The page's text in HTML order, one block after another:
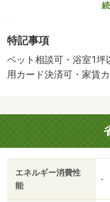
車場貸主インボイス登
費３３００円／バスト
ローリング／シャワー
乾燥機／室内洗濯置／
／ペット相談／ＩＨク
クインクロゼット／保
用料不要／浄水器／床
ム／複層ガラス／人感
ュリティ会社加入済／
／ＢＳ／ＩＴ重説 対
特記事項
ペット相談可・浴室1坪
用カード決済可・家賃
エネルギー消費性
能
-